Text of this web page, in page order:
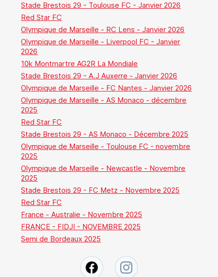
Stade Brestois 29 - Toulouse FC - Janvier 2026
Red Star FC
Olympique de Marseille - RC Lens - Janvier 2026
Olympique de Marseille - Liverpool FC - Janvier
2026
10k Montmartre AG2R La Mondiale
Stade Brestois 29 - A.J Auxerre - Janvier 2026
Olympique de Marseille - FC Nantes - Janvier 2026
Olympique de Marseille - AS Monaco - décembre
2025
Red Star FC
Stade Brestois 29 - AS Monaco - Décembre 2025
Olympique de Marseille - Toulouse FC - novembre
2025
Olympique de Marseille - Newcastle - Novembre
2025
Stade Brestois 29 - FC Metz - Novembre 2025
Red Star FC
France - Australie - Novembre 2025
FRANCE - FIDJI - NOVEMBRE 2025
Semi de Bordeaux 2025